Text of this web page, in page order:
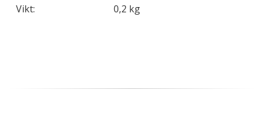
Vikt: 0,2 kg